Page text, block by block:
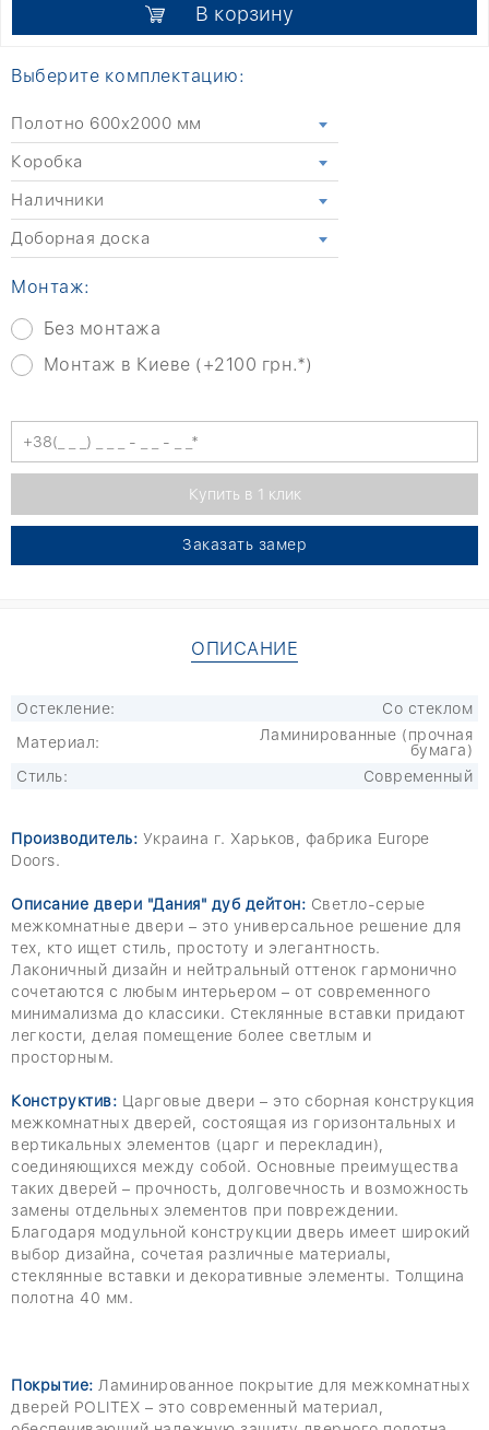
В корзину
Выберите комплектацию:
Полотно 600x2000 мм
Коробка
Наличники
Доборная доска
Монтаж:
Без монтажа
Монтаж в Киеве (+2100 грн.*)
Заказать замер
ОПИСАНИЕ
Остекление:
Со стеклом
Материал:
Ламинированные (прочная
бумага)
Стиль:
Современный
Производитель: Украина г. Харьков, фабрика Europe
Doors.
Описание двери "Дания" дуб дейтон: Светло-серые
межкомнатные двери – это универсальное решение для
тех, кто ищет стиль, простоту и элегантность.
Лаконичный дизайн и нейтральный оттенок гармонично
сочетаются с любым интерьером – от современного
минимализма до классики. Стеклянные вставки придают
легкости, делая помещение более светлым и
просторным.
Конструктив: Царговые двери – это сборная конструкция
межкомнатных дверей, состоящая из горизонтальных и
вертикальных элементов (царг и перекладин),
соединяющихся между собой. Основные преимущества
таких дверей – прочность, долговечность и возможность
замены отдельных элементов при повреждении.
Благодаря модульной конструкции дверь имеет широкий
выбор дизайна, сочетая различные материалы,
стеклянные вставки и декоративные элементы. Толщина
полотна 40 мм.
Покрытие: Ламинированное покрытие для межкомнатных
дверей POLITEX – это современный материал,